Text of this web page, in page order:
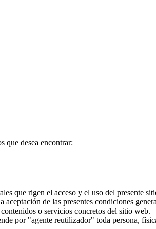
que desea encontrar:
que rigen el acceso y el uso del presente
de las presentes condiciones
o servicios concretos del sitio web.
por "agente reutilizador" toda persona,